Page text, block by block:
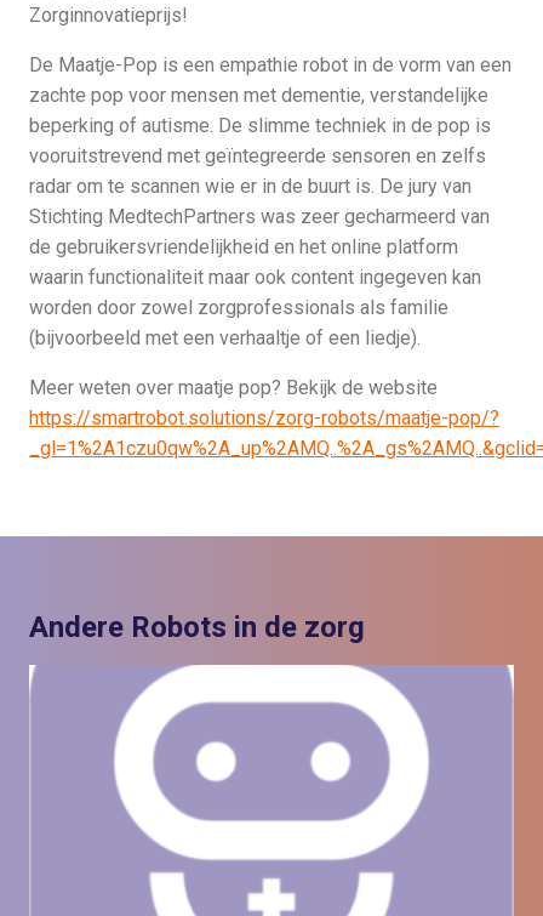
Zorginnovatieprijs!
De Maatje-Pop is een empathie robot in de vorm van een
zachte pop voor mensen met dementie, verstandelijke
beperking of autisme. De slimme techniek in de pop is
vooruitstrevend met geïntegreerde sensoren en zelfs
radar om te scannen wie er in de buurt is. De jury van
Stichting MedtechPartners was zeer gecharmeerd van
de gebruikersvriendelijkheid en het online platform
waarin functionaliteit maar ook content ingegeven kan
worden door zowel zorgprofessionals als familie
(bijvoorbeeld met een verhaaltje of een liedje).
Meer weten over maatje pop? Bekijk de website
https://smartrobot.solutions/zorg-robots/maatje-pop/?
Andere Robots in de zorg